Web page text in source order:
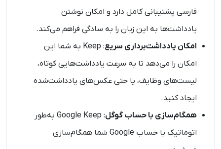
فارسی پشتیبانی کامل دارد و امکان نوشتن
یادداشت‌ها به این زبان را به سادگی فراهم می‌کند.
امکان یادداشت‌برداری سریع
: Keep به شما این
امکان را می‌دهد تا به سرعت یادداشت‌هایی کوتاه،
لیست‌های وظایف، یا حتی عکس‌های یادداشت‌شده
ایجاد کنید.
همگام‌سازی با حساب گوگل
: Google Keep به‌طور
اتوماتیک با حساب Google شما همگام‌سازی